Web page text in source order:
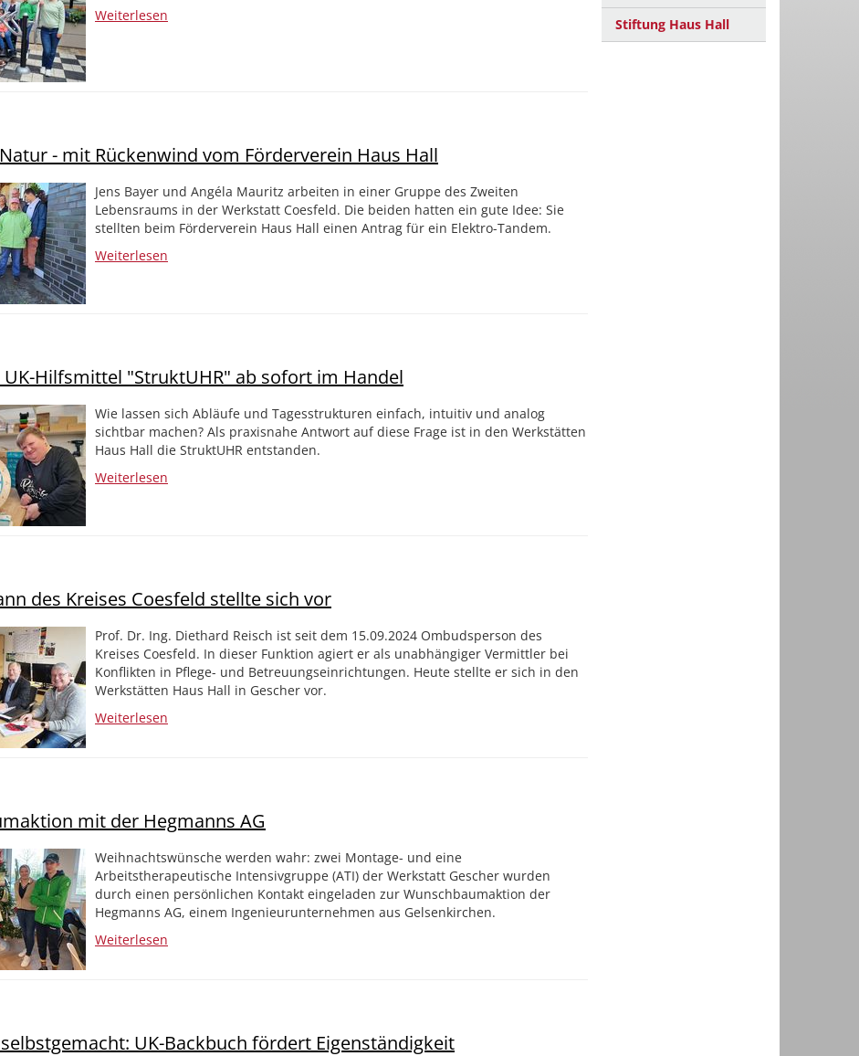
Weiterlesen
- mit Rückenwind vom Förderverein Haus Hall
Jens Bayer und Angéla Mauritz arbeiten in einer Gruppe des Zweiten
Lebensraums in der Werkstatt Coesfeld. Die beiden hatten ein gute Idee: Sie
stellten beim Förderverein Haus Hall einen Antrag für ein Elektro-Tandem.
Weiterlesen
UK-Hilfsmittel "StruktUHR" ab sofort im Handel
Wie lassen sich Abläufe und Tagesstrukturen einfach, intuitiv und analog
sichtbar machen? Als praxisnahe Antwort auf diese Frage ist in den Werkstätten
Haus Hall die StruktUHR entstanden.
Weiterlesen
des Kreises Coesfeld stellte sich vor
Prof. Dr. Ing. Diethard Reisch ist seit dem 15.09.2024 Ombudsperson des
Kreises Coesfeld. In dieser Funktion agiert er als unabhängiger Vermittler bei
Konflikten in Pflege- und Betreuungseinrichtungen. Heute stellte er sich in den
Werkstätten Haus Hall in Gescher vor.
Weiterlesen
mit der Hegmanns AG
Weihnachtswünsche werden wahr: zwei Montage- und eine
Arbeitstherapeutische Intensivgruppe (ATI) der Werkstatt Gescher wurden
durch einen persönlichen Kontakt eingeladen zur Wunschbaumaktion der
Hegmanns AG, einem Ingenieurunternehmen aus Gelsenkirchen.
Weiterlesen
UK-Backbuch fördert Eigenständigkeit
Stiftung Haus Hall